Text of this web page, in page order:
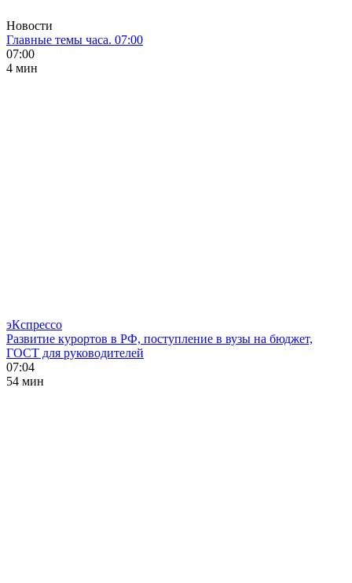
Новости
Главные темы часа. 07:00
07:00
4 мин
эКспрессо
Развитие курортов в РФ, поступление в вузы на бюджет,
ГОСТ для руководителей
07:04
54 мин